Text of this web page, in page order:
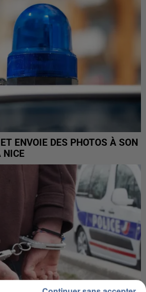
ENVOIE DES PHOTOS À SON
NICE